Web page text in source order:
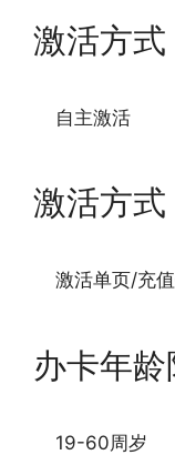
激活方式
自主激活
激活方式
激活单页/充
办卡年龄
19-60周岁